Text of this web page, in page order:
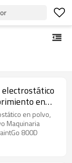
en
llantas de
en polvo,
Maquinaria
800D